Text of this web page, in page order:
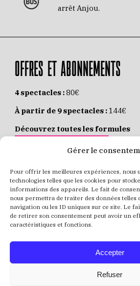
Gérer le
Pour offrir les meilleures expériences, nous
technologies telles que les cookies pour
informations des appareils. Le fait de
nous permettra de traiter des données telles
navigation ou les ID uniques sur ce site. Le
de retirer son consentement peut avoir un
caractéristiques et fonctions.
Accepter
Refuser
arrêt Anjou.
OFFRES ET ABONNEMENTS
4 spectacles :80€
À partir de 9 spectacles : 144€
Découvrez toutes les formules
JE M’ABONNE EN LIGNE
Places individuelles :de 8 à 35€
Achetez vos places
JE RÉSERVE